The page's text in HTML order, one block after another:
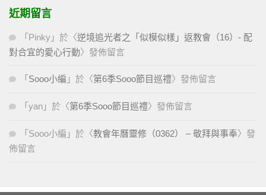
近期留言
「 Pinky 」於〈逆境追光者之「似模似樣」返教會（16）- 配
對合宜的愛心行動〉發佈留言
「 Sooo小編 」於〈第6季Sooo節目巡禮〉發佈留言
「 yan 」於〈第6季Sooo節目巡禮〉發佈留言
「 Sooo小編 」於〈教會年曆靈修（0362） – 敬拜與事奉〉發
佈留言